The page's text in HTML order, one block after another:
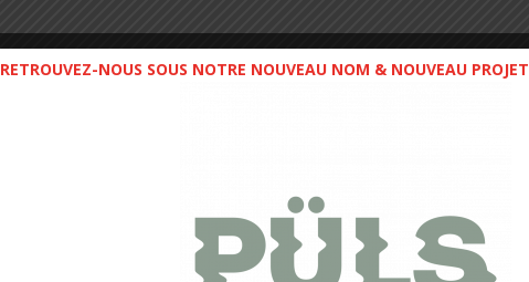
RETROUVEZ-NOUS SOUS NOTRE NOUVEAU NOM & NOUVEAU PROJET